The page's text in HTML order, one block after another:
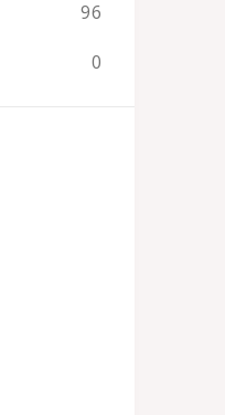
96
0